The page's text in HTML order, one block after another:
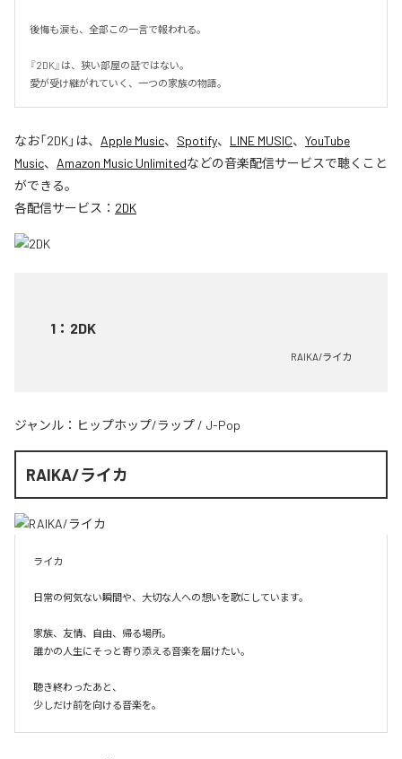
後悔も涙も、全部この一言で報われる。
『2DK』は、狭い部屋の話ではない。
愛が受け継がれていく、一つの家族の物語。
なお「2DK」は、 Apple Music、 Spotify、 LINE MUSIC、 YouTube
Music、 Amazon Music Unlimitedなどの音楽配信サービスで聴くこと
ができる。
各配信サービス： 2DK
1 ： 2DK
RAIKA/ライカ
ジャンル： ヒップホップ/ラップ / J-Pop
RAIKA/ライカ
ライカ
日常の何気ない瞬間や、大切な人への想いを歌にしています。
家族、友情、自由、帰る場所。
誰かの人生にそっと寄り添える音楽を届けたい。
聴き終わったあと、
少しだけ前を向ける音楽を。